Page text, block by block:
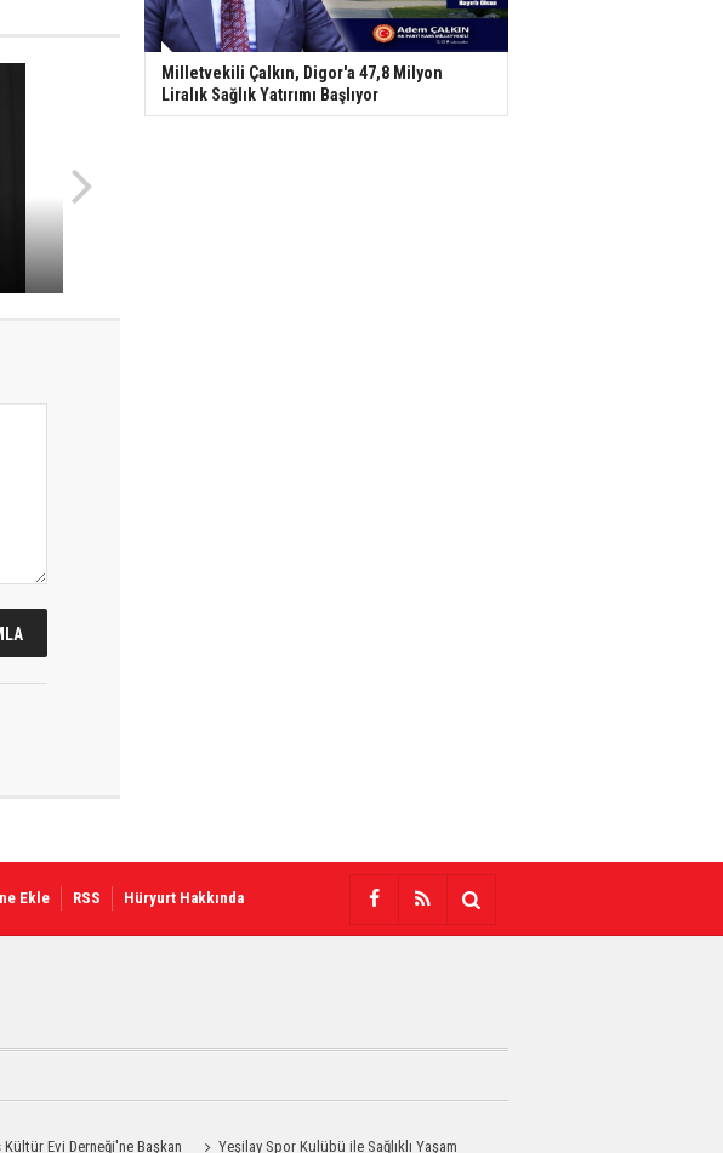
Milletvekili Çalkın, Digor'a 47,8 Milyon
Liralık Sağlık Yatırımı Başlıyor
Ekle RSS Hüryurt Hakkında
Kültür Evi Derneği'ne Başkan Yeşilay Spor Kulübü ile Sağlıklı Yaşam